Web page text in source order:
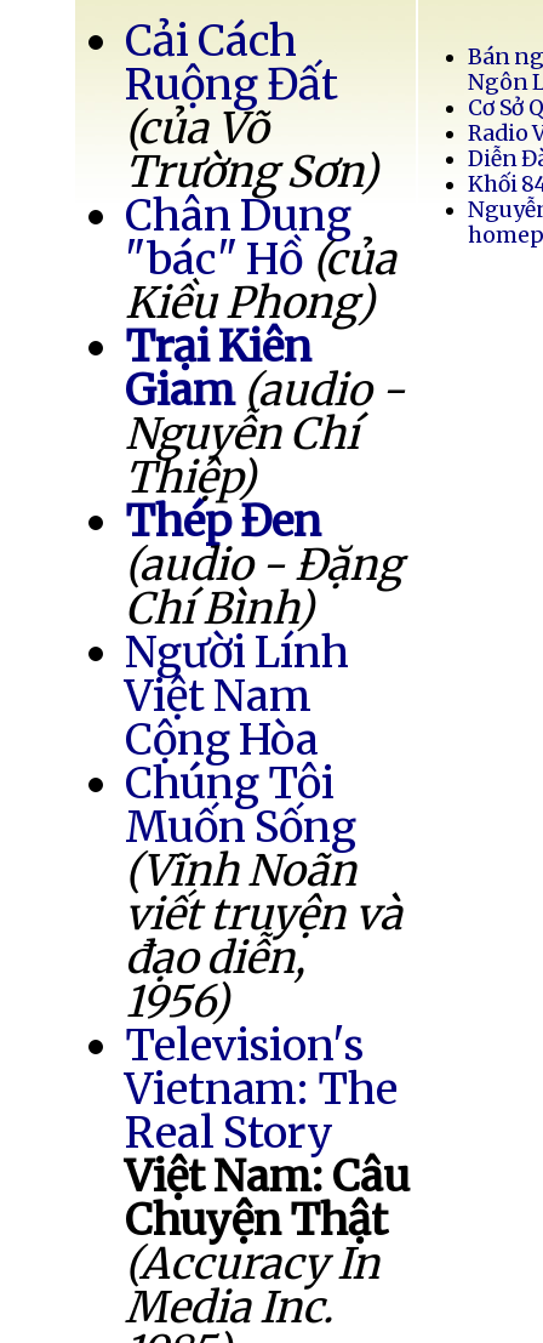
Cải Cách
Ruộng Đất
(của Võ
Trường Sơn)
Chân Dung
"bác" Hồ (của
Kiều Phong)
Trại Kiên
Giam (audio -
Nguyễn Chí
Thiệp)
Thép Đen
(audio - Đặng
Chí Bình)
Người Lính
Việt Nam
Cộng Hòa
Chúng Tôi
Muốn Sống
(Vĩnh Noãn
viết truyện và
đạo diễn,
1956)
Television's
Vietnam: The
Real Story
Việt Nam: Câu
Chuyện Thật
(Accuracy In
Media Inc.
Bán
Ngôn
Cơ Sở
Radio
Diễn
Khối